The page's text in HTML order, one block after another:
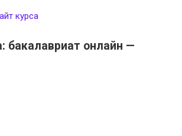
курса
бакалавриат онлайн —